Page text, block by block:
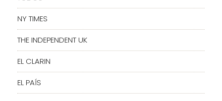
NY TIMES
THE INDEPENDENT UK
EL CLARIN
EL PAÍS